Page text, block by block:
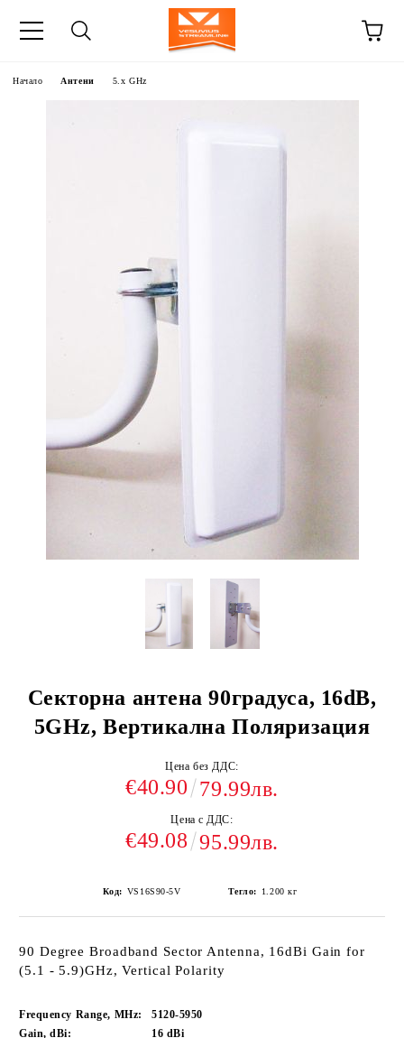
Начало Антени 5.x GHz
Секторна антена 90градуса, 16dB,
5GHz, Вертикална Поляризация
Цена без ДДС:
€40.90 79.99лв.
Цена с ДДС:
€49.08 95.99лв.
Код: VS16S90-5V Тегло: 1.200 кг
90 Degree Broadband Sector Antenna, 16dBi Gain for
(5.1 - 5.9)GHz, Vertical Polarity
Frequency Range, MHz:
5120-5950
Gain, dBi:
16 dBi